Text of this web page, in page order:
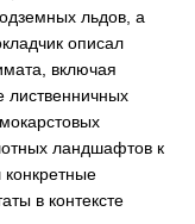
льдов, а
описал
включая
лиственничных
ландшафтов к
в контексте